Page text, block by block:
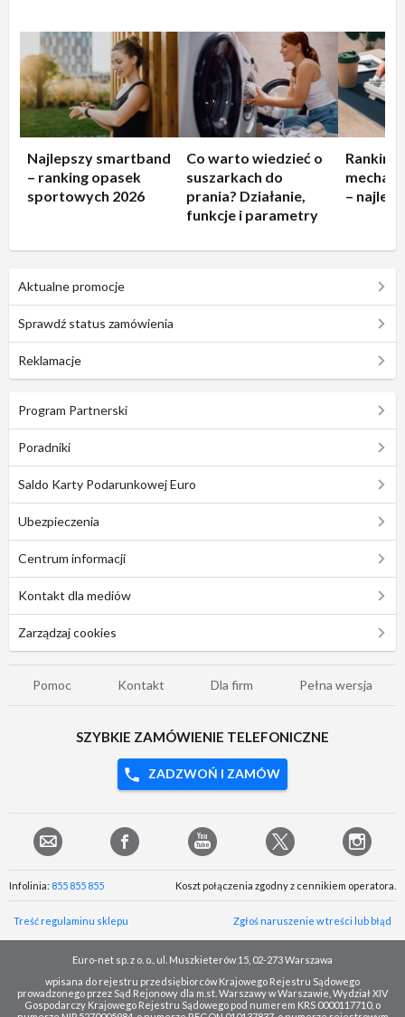
Najlepszy smartband
– ranking opasek
sportowych 2026
Co warto wiedzieć o
suszarkach do
prania? Działanie,
funkcje i parametry
–
Aktualne promocje
Sprawdź status zamówienia
Reklamacje
Program Partnerski
Poradniki
Saldo Karty Podarunkowej Euro
Ubezpieczenia
Centrum informacji
Kontakt dla mediów
Zarządzaj cookies
Pomoc Kontakt Dla firm Pełna wersja
SZYBKIE ZAMÓWIENIE TELEFONICZNE
ZADZWOŃ I ZAMÓW
Infolinia: 855 855 855 Koszt połączenia zgodny z cennikiem operatora.
Treść regulaminu sklepu Zgłoś naruszenie w treści lub błąd
Euro-net sp. z o. o., ul. Muszkieterów 15, 02-273 Warszawa
wpisana do rejestru przedsiębiorców Krajowego Rejestru Sądowego
prowadzonego przez Sąd Rejonowy dla m.st. Warszawy w Warszawie, Wydział XIV
Gospodarczy Krajowego Rejestru Sądowego pod numerem KRS 0000117710, o